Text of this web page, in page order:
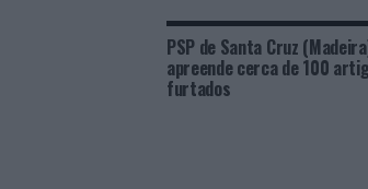
PSP de Santa Cruz
apreende cerca de 100
furtados